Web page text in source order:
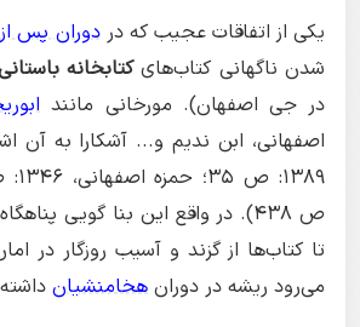
یکی از اتفاقات عجیب که دردوران پس
شدن ناگهانی کتاب‌هایکتابخانه
در جی اصفهان). مورخانی مانند
اصفهانی، ابن ندیم و... آشکارا به آن
ص ۴۳۸). در واقع این بنا گویی
تا کتاب‌ها از گزند و آسیب روزگار در
می‌رود ریشه در دوران هخامنشیان